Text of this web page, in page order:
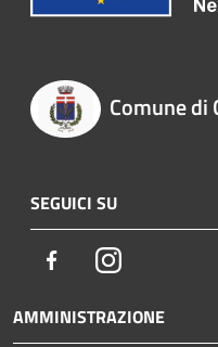
Comune di
SEGUICI SU
FacebookInstagram
AMMINISTRAZIONE